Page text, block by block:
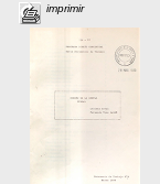
imprimir